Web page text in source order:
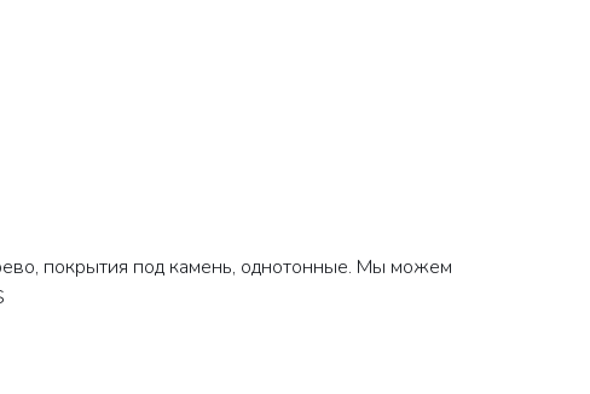
покрытия под камень, однотонные. Мы можем